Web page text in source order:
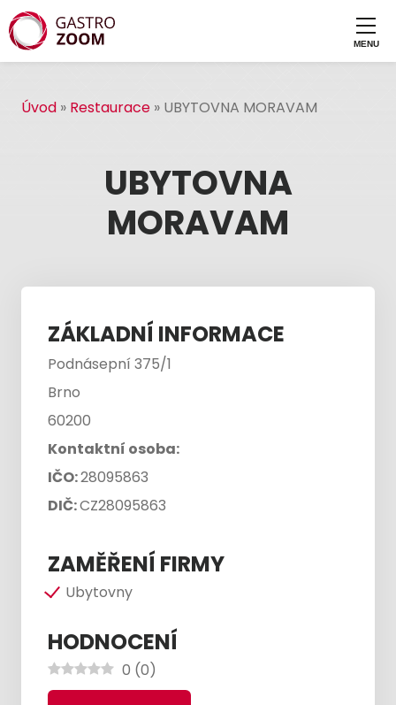
Úvod » Restaurace » UBYTOVNA MORAVAM
UBYTOVNA
MORAVAM
ZÁKLADNÍ INFORMACE
Podnásepní 375/1
Brno
60200
Kontaktní osoba:
IČO:28095863
DIČ:CZ28095863
ZAMĚŘENÍ FIRMY
Ubytovny
HODNOCENÍ
0 (0)